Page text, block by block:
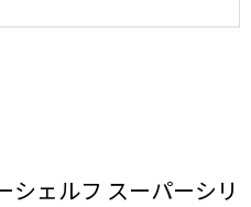
シェルフ スーパーシリ